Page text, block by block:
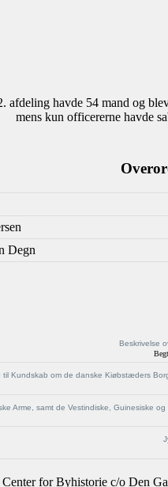
havde 54 mand og
mens kun officererne havde
Degn
Beskrivelse
til Kundskab om de danske Kiøbstæders
Arme, samt de Vestindiske, Guinesiske
Center for Byhistorie c/o Den